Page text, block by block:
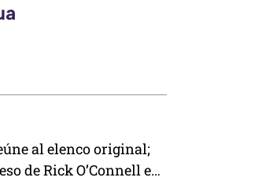
al elenco original;
de Rick O’Connell e